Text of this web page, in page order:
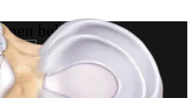
helfen?
und Schulungsmöglichkeiten